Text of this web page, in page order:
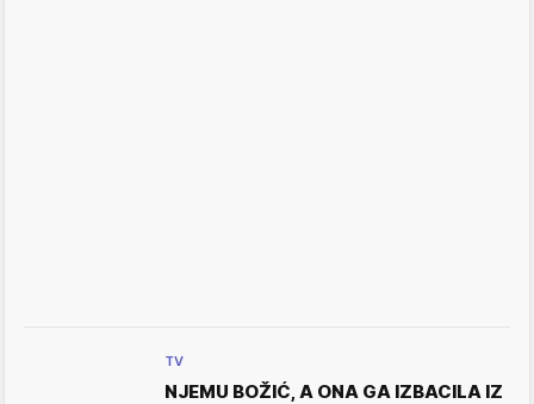
TV
NJEMU BOŽIĆ, A ONA GA IZBACILA IZ